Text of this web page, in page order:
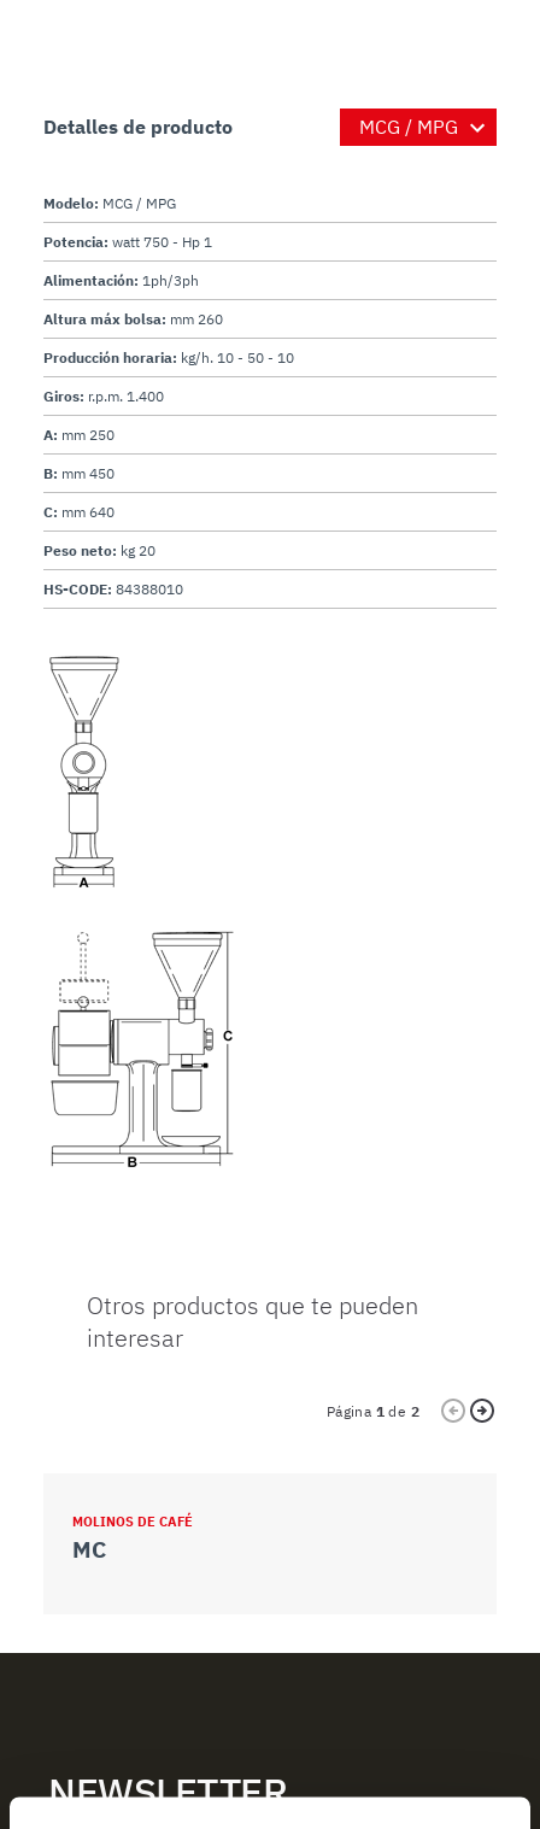
Detalles de producto
Modelo: MCG / MPG
Potencia: watt 750 - Hp 1
Alimentación: 1ph/3ph
Altura máx bolsa: mm 260
Producción horaria: kg/h. 10 - 50 - 10
Giros: r.p.m. 1.400
A: mm 250
B: mm 450
C: mm 640
Peso neto: kg 20
HS-CODE: 84388010
Otros productos que te pueden
interesar
Página 1 de 2
MOLINOS DE CAFÉ
MC
NEWSLETTER